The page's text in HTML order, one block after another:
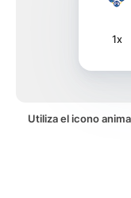
1x
Utiliza el icono